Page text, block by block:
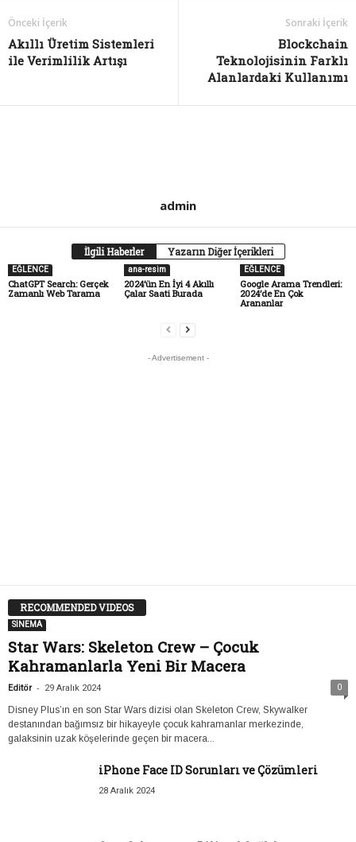
Önceki İçerik
Akıllı Üretim Sistemleri
ile Verimlilik Artışı
Sonraki İçerik
Blockchain
Teknolojisinin Farklı
Alanlardaki Kullanımı
admin
İlgili Haberler Yazarın Diğer İçerikleri
EĞLENCE
ChatGPT Search: Gerçek
Zamanlı Web Tarama
ana-resim
2024’ün En İyi 4 Akıllı
Çalar Saati Burada
EĞLENCE
Google Arama Trendleri:
2024’de En Çok
Arananlar
- Advertisement -
RECOMMENDED VIDEOS
SİNEMA
Star Wars: Skeleton Crew – Çocuk
Kahramanlarla Yeni Bir Macera
Editör - 29 Aralık 2024 0
Disney Plus’ın en son Star Wars dizisi olan Skeleton Crew, Skywalker
destanından bağımsız bir hikayeyle çocuk kahramanlar merkezinde,
galaksinin uzak köşelerinde geçen bir macera...
iPhone Face ID Sorunları ve Çözümleri
28 Aralık 2024